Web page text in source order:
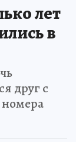
лет
в
друг с